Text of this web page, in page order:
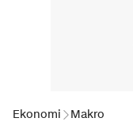
Ekonomi Makro